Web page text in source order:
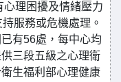
理困擾及情緒壓力
服務或危機處理。
有56處，每中心均
三段五級之心理衛
生福利部心理健康